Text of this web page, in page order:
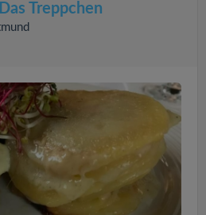
Treppchen